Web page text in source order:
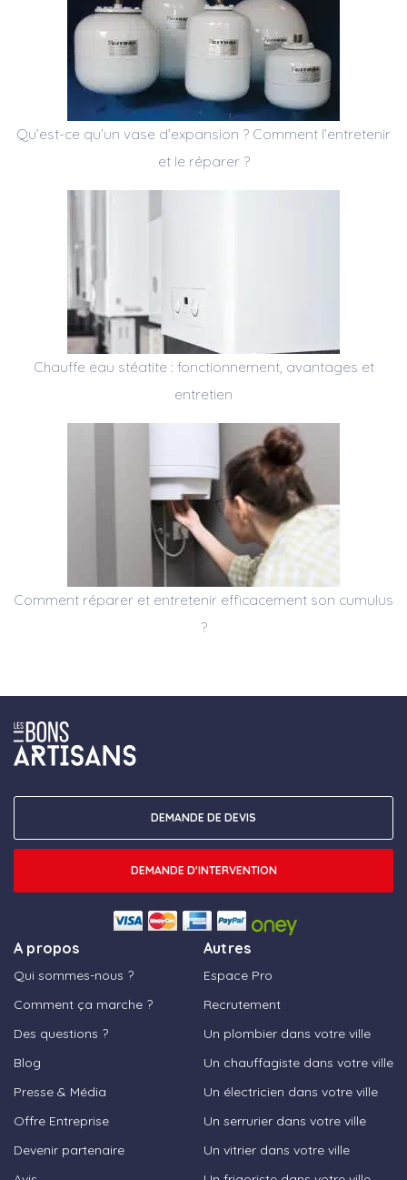
Qu’est-ce qu’un vase d’expansion ? Comment l’entretenir
et le réparer ?
Chauffe eau stéatite : fonctionnement, avantages et
entretien
Comment réparer et entretenir efficacement son cumulus
?
A propos
Qui sommes-nous ?
Comment ça marche ?
Des questions ?
Blog
Presse & Média
Offre Entreprise
Devenir partenaire
Autres
Espace Pro
Recrutement
Un plombier dans votre ville
Un chauffagiste dans votre ville
Un électricien dans votre ville
Un serrurier dans votre ville
Un vitrier dans votre ville
DEMANDE DE DEVIS
DEMANDE D'INTERVENTION